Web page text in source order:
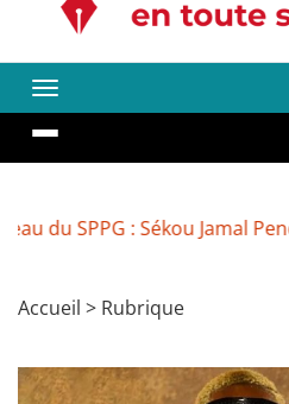
: Sékou Jamal Pendessa
Accueil > Rubrique